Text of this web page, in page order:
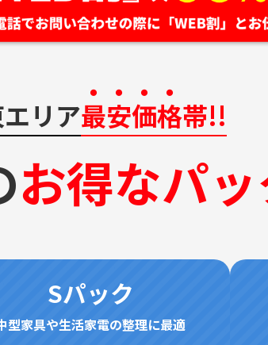
リア最安価格帯!!
お得なパ
Sパック
型家具や生活家電の整理に最適